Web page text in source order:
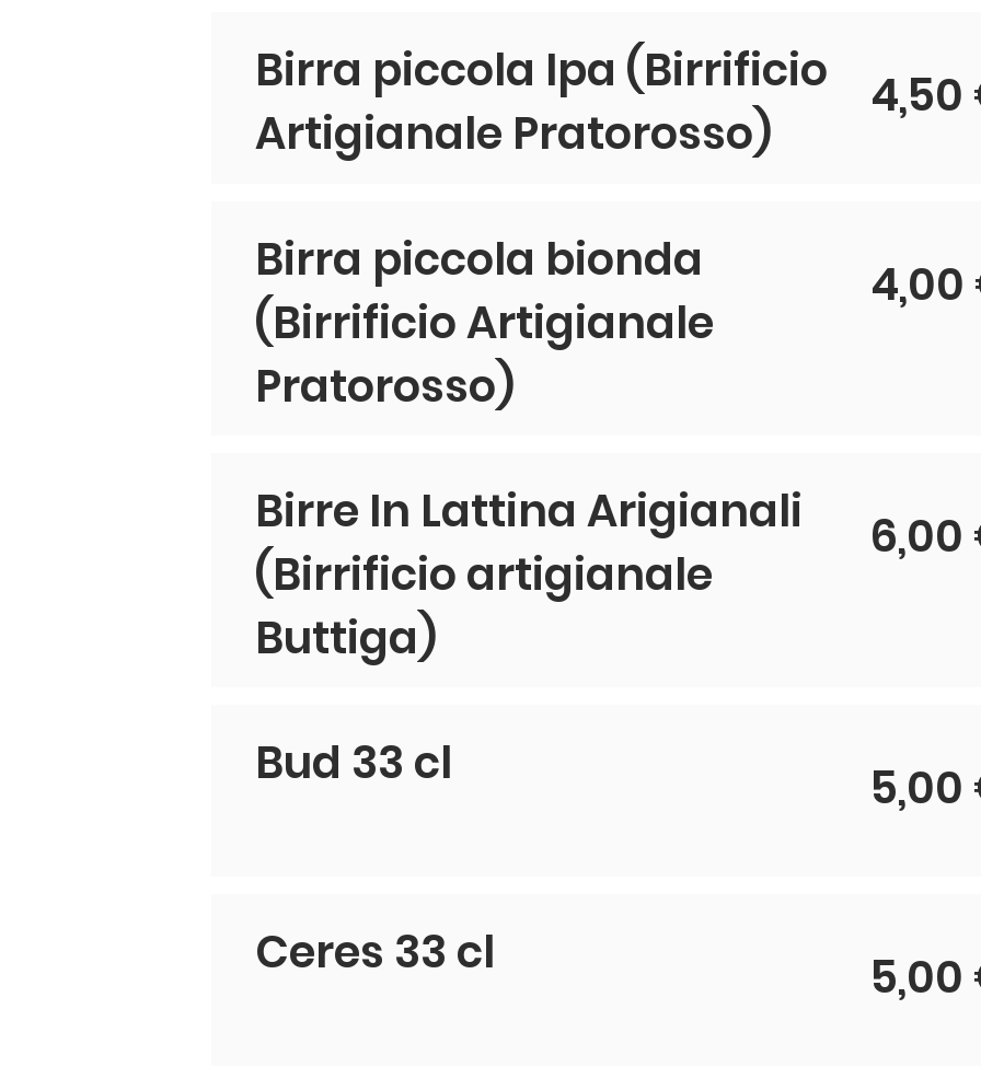
Birra piccola Ipa (Birrificio
Artigianale Pratorosso)
4,50
Birra piccola bionda
(Birrificio Artigianale
Pratorosso)
4,00
Birre In Lattina Arigianali
(Birrificio artigianale
Buttiga)
6,00
Bud 33 cl 5,00
Ceres 33 cl 5,00